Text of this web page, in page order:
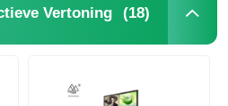
Vertoning (18)